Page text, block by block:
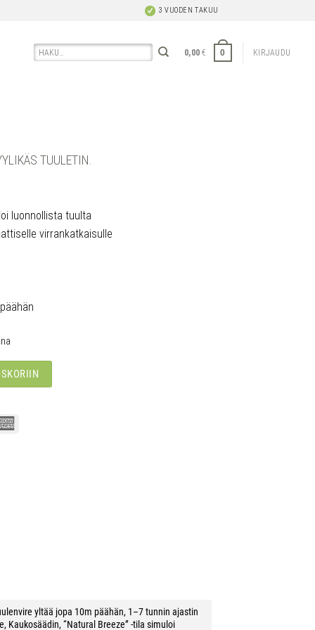
3 VUODEN TAKUU
Etsi:
0,00€ 0 KIRJAUDU
TUULETIN.
luonnollista tuulta
virrankatkaisulle
yltää jopa 10m päähän, 1–7 tunnin ajastin
, Kaukosäädin,“Natural Breeze” -tila simuloi